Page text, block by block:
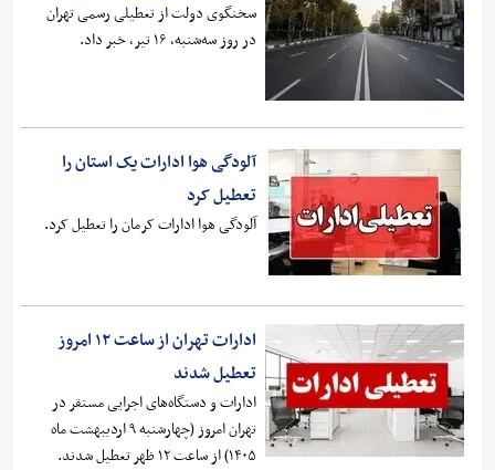
سخنگوی دولت از تعطیلی رسمی تهران
در روز سه‌شنبه، ۱۶ تیر، خبر داد.
آلودگی هوا ادارات یک استان را
تعطیل کرد
آلودگی هوا ادارات کرمان را تعطیل کرد.
ادارات تهران از ساعت ۱۲ امروز
تعطیل شدند
ادارات و دستگاه‌های اجرایی مستقر در
تهران امروز (چهارشنبه ۹ اردیبهشت ماه
۱۴۰۵) از ساعت ۱۲ ظهر تعطیل شدند.